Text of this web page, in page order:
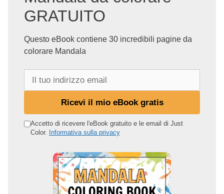
GRATUITO
Questo eBook contiene 30 incredibili pagine da
colorare Mandala
o
Ricevi il mio eBook gratis
Accetto di ricevere l'eBook gratuito e le email di Just
Color. Informativa sulla privacy